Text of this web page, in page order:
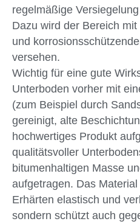
regelmäßige
Dazu wird der Bereich
und
versehen.
Wichtig für eine gute
Unterboden vorher mit
(zum Beispiel durch
gereinigt, alte
hochwertiges Produkt
qualitätsvoller
bitumenhaltigen Masse
aufgetragen. Das
Erhärten elastisch und
sondern schützt auch